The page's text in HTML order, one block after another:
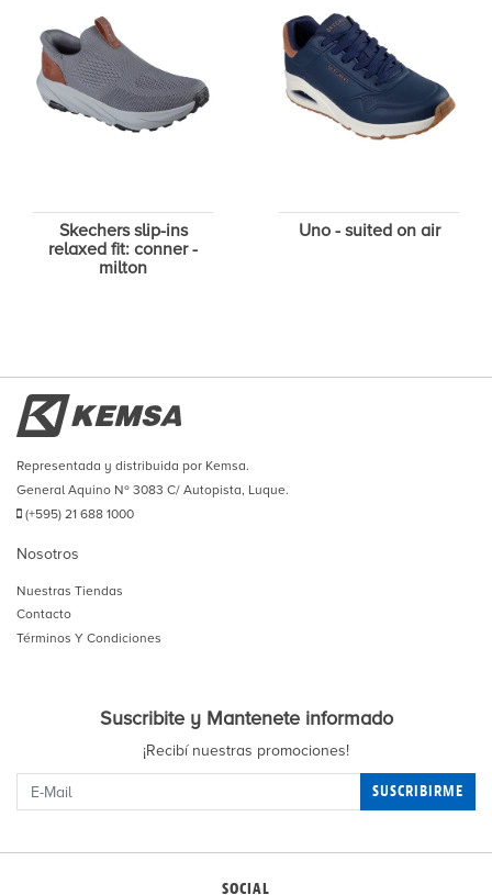
Skechers slip-ins
relaxed fit: conner -
milton
Uno - suited on air
Representada y distribuida por Kemsa.
General Aquino Nº 3083 C/ Autopista, Luque.
(+595) 21 688 1000
Nosotros
Nuestras Tiendas
Contacto
Términos Y Condiciones
Suscribite y Mantenete informado
¡Recibí nuestras promociones!
SUSCRIBIRME
SOCIAL